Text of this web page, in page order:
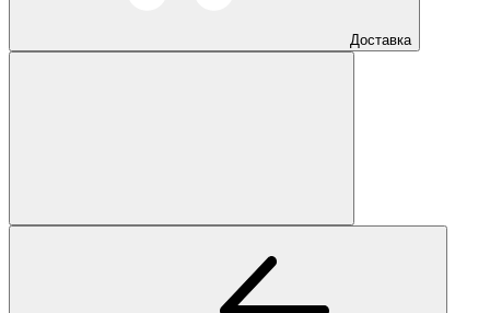
Доставка